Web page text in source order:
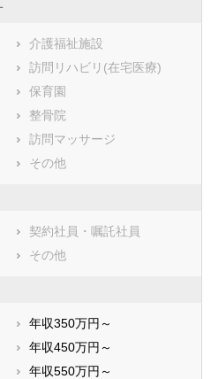
介護福祉施設
訪問リハビリ(在宅医療)
保育園
整骨院
訪問マッサージ
その他
契約社員・嘱託社員
その他
年収350万円～
年収450万円～
年収550万円～